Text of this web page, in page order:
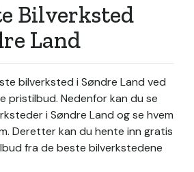
Bilverksted
Land
bilverksted i Søndre Land ved
pristilbud. Nedenfor kan du se
i Søndre Land og se hvem
Deretter kan du hente inn gratis
fra de beste bilverkstedene